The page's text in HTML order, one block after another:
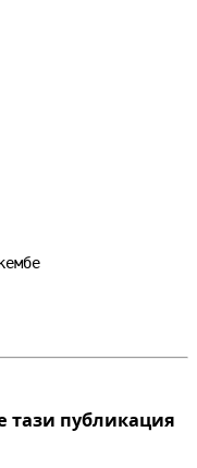
тази публикация